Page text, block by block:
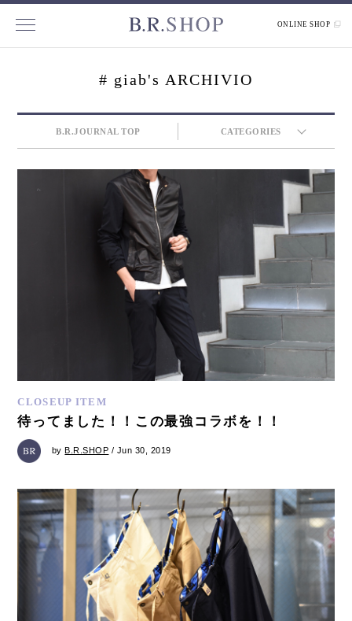
ONLINE SHOP
# giab's ARCHIVIO
B.R.JOURNAL TOP CATEGORIES
CLOSEUP ITEM
待ってました！！この最強コラボを！！
by B.R.SHOP / Jun 30, 2019